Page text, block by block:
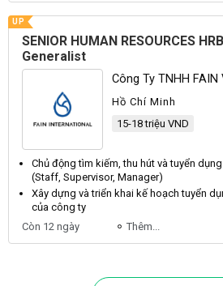
UP
SENIOR HUMAN RESOURCES
Generalist
Công Ty TNHH FAIN
Hồ Chí Minh
15-18 triệu VND
Chủ động tìm kiếm, thu hút vàtuyển
(Staff, Supervisor, Manager)
Xây dựng và triển khai kế hoạchtuyển
của công ty
Còn 12 ngày
Thêm...